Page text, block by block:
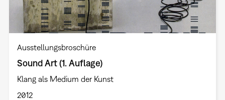
Ausstellungsbroschüre
Sound Art (1. Auflage)
Klang als Medium der Kunst
2012